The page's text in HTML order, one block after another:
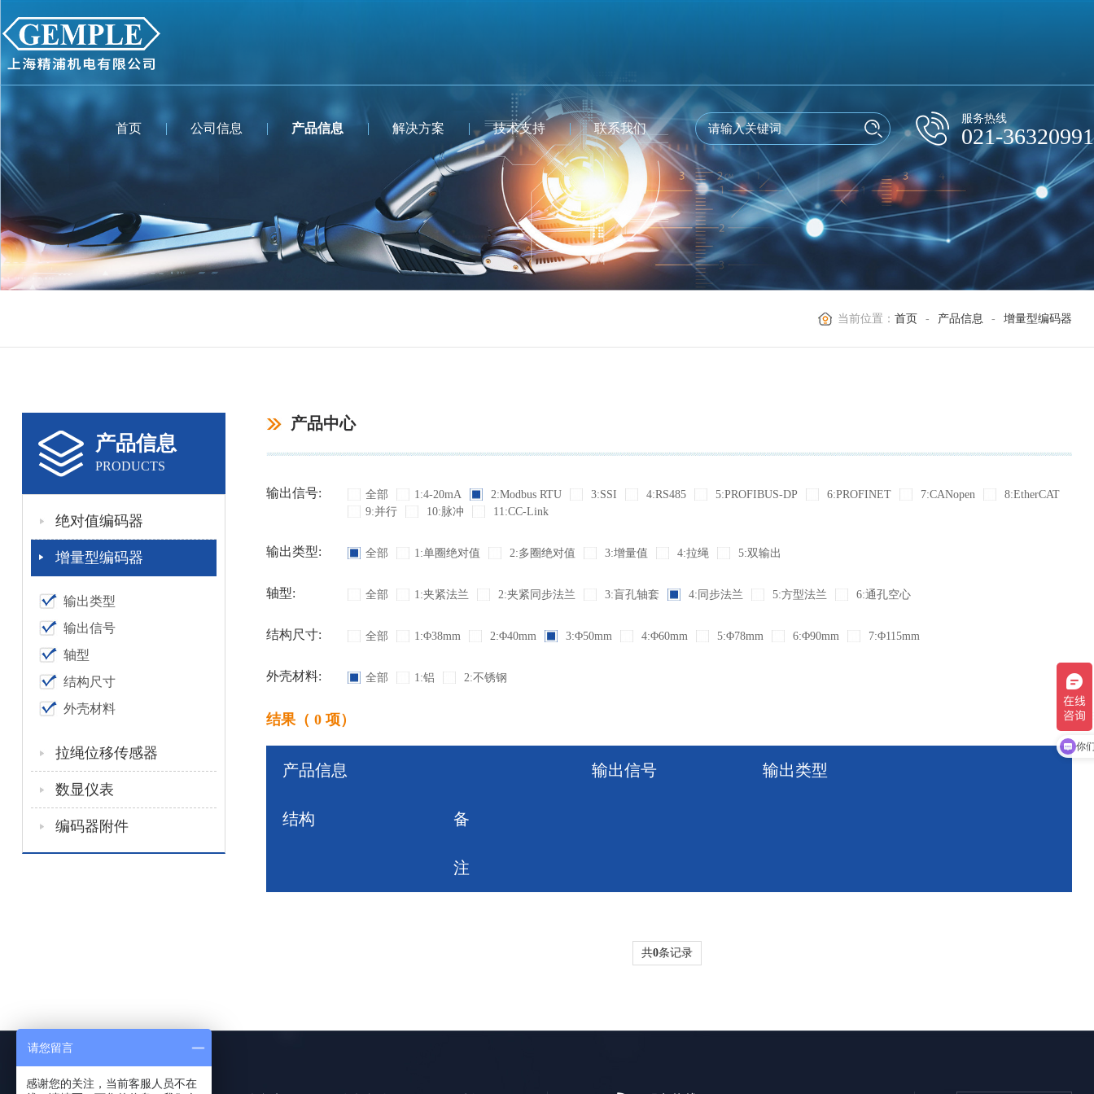
首页 公司信息 产品信息 解决方案 技术支持 联系我们
服务热线
021-36320991
当前位置：首页 - 产品信息 - 增量型编码器
产品信息
PRODUCTS
绝对值编码器
增量型编码器
输出类型
输出信号
轴型
结构尺寸
外壳材料
拉绳位移传感器
数显仪表
编码器附件
产品中心
输出信号: 全部 1:4-20mA 2:Modbus RTU 3:SSI 4:RS485 5:PROFIBUS-DP 6:PROFINET 7:CANopen
8:EtherCAT
9:并行
10:脉冲 11:CC-Link
输出类型: 全部 1:单圈绝对值 2:多圈绝对值 3:增量值 4:拉绳 5:双输出
轴型: 全部 1:夹紧法兰 2:夹紧同步法兰 3:盲孔轴套 4:同步法兰 5:方型法兰 6:通孔空心
结构尺寸: 全部 1:Φ38mm 2:Φ40mm 3:Φ50mm 4:Φ60mm 5:Φ78mm 6:Φ90mm 7:Φ115mm
外壳材料: 全部 1:铝 2:不锈钢
结果（ 0 项）
产品信息 输出信号 输出类型
结构 备
注
共0条记录
现
请您留言
感谢您的关注，当前客服人员不在